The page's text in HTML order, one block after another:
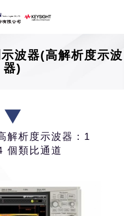
波器(高解析度示波
器)
解析度示波器：1
個類比通道